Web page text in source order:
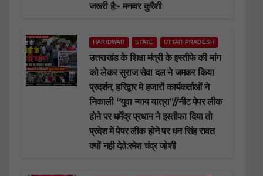
जरूरी है:- मनव्वर कुरैशी
HARIDWAR STATE UTTAR PRADESH
उत्तराखंड के शिक्षा मंत्री के इस्तीफे की मांग
को लेकर सुराज सेवा दल ने जमकर किया
प्रदर्शन, हरिद्वार मे हजारों कार्यकर्ताओं ने
निकाली “युवा न्याय यात्रा”//नीट पेपर लीक
होने पर धर्मेंद्र प्रधान ने इस्तीफा दिया तो
प्रदेश में पेपर लीक होने पर धन सिंह रावत
क्यों नही देते:रमेश चंद्र जोशी